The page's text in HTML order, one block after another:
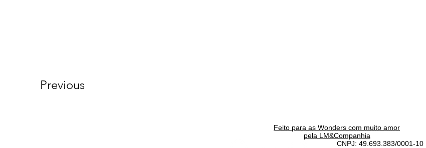
Previous
Feito para as Wonders com muito amor
pela LM&Companhia
CNPJ: 49.693.383/0001-10